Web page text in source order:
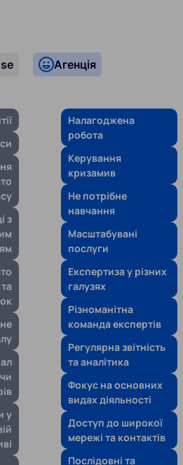
з
у
Агенція
Налагоджена
робота
Керування
кризамив
Не потрібне
навчання
Масштабувані
послуги
Експертиза у різних
галузях
Різноманітна
команда експертів
Регулярна звітність
та аналітика
Фокус на основних
видах діяльності
Доступ до широкої
мережі та контактів
Послідовні та